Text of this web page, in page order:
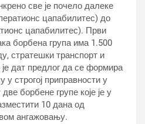
све је почело далеке
цапабилитес) до
цапабилитес). Први
борбена група има 1.500
стратешки транспорт и
дат предлог да се формира
у строгој приправности у
борбене групе које је у
10 дана од
ангажовању.